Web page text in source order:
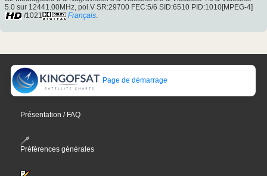
5.0 sur 12441.00MHz, pol.V SR:29700 FEC:5/6 SID:6510 PID:1010[MPEG-4]
/1021
Français.
Page de démarrage
Présentation / FAQ
Préférences générales